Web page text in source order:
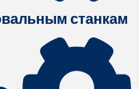
станкам